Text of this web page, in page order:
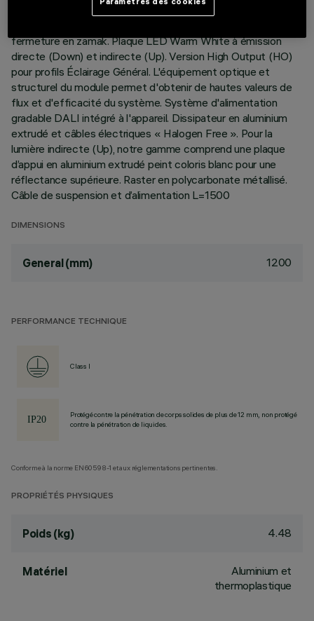
fermeture en zamak. Plaque LED Warm White à émission
directe (Down) et indirecte (Up). Version High Output (HO)
pour profils Éclairage Général. L'équipement optique et
structurel du module permet d'obtenir de hautes valeurs de
flux et d'efficacité du système. Système d'alimentation
gradable DALI intégré à l'appareil. Dissipateur en aluminium
extrudé et câbles électriques « Halogen Free ». Pour la
lumière indirecte (Up), notre gamme comprend une plaque
d’appui en aluminium extrudé peint coloris blanc pour une
réflectance supérieure. Raster en polycarbonate métallisé.
Câble de suspension et d’alimentation L=1500
DIMENSIONS
General (mm) 1200
PERFORMANCE TECHNIQUE
Class I
Protégé contre la pénétration de corps solides de plus de 12 mm, non protégé
contre la pénétration de liquides.
Conforme à la norme EN60598-1 et aux réglementations pertinentes.
PROPRIÉTÉS PHYSIQUES
Poids (kg) 4.48
Matériel
Aluminium et
thermoplastique